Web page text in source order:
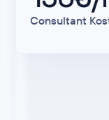
Consultant